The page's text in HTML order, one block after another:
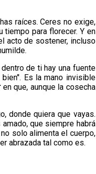
raíces. Ceres no exige,
tiempo para florecer. Y en
acto de sostener, incluso
de ti hay una fuente
Es la mano invisible
en que, aunque la cosecha
donde quiera que vayas.
que siempre habrá
solo alimenta el cuerpo,
abrazada tal como es.